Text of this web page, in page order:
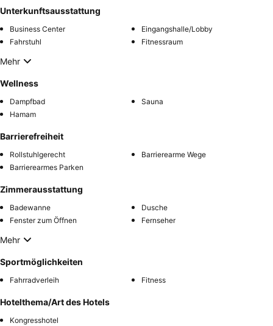
Unterkunftsausstattung
Business Center
Eingangshalle/Lobby
Fahrstuhl
Fitnessraum
Mehr
Wellness
Dampfbad
Sauna
Hamam
Barrierefreiheit
Rollstuhlgerecht
Barrierearme Wege
Barrierearmes Parken
Zimmerausstattung
Badewanne
Dusche
Fenster zum Öffnen
Fernseher
Mehr
Sportmöglichkeiten
Fahrradverleih Fitness
Hotelthema/Art des Hotels
Kongresshotel